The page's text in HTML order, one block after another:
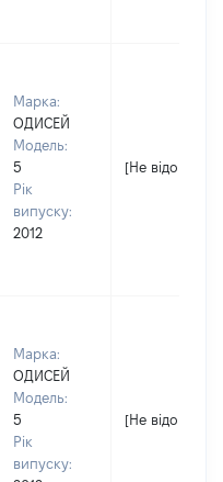
Марка:
ОДИСЕЙ
Модель:
5
Рік
випуску:
2012
[Не відомо]
Марка:
ОДИСЕЙ
Модель:
5
Рік
випуску:
[Не відомо]